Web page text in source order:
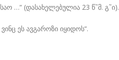
…“ (დასახელებულია 23 წ˜მ. გ˜ი).
ეს ავგაროზი იყიდოს“.